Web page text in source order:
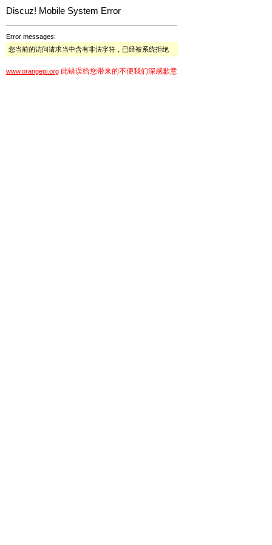
Discuz! Mobile System Error
Error messages:
您当前的访问请求当中含有非法字符，已经被系统拒绝
www.orangepi.org 此错误给您带来的不便我们深感歉意